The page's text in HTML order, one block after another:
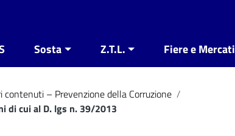
Sosta Z.T.L. Fiere e Mercati
contenuti – Prevenzione della Corruzione /
di cui al D. lgs n. 39/2013